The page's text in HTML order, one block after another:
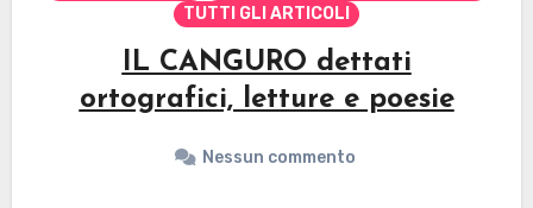
TUTTI GLI ARTICOLI
IL CANGURO dettati
ortografici, letture e poesie
Nessun commento